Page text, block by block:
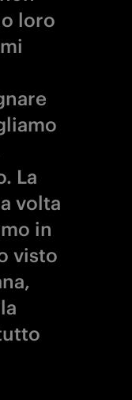
loro
La
volta
in
visto